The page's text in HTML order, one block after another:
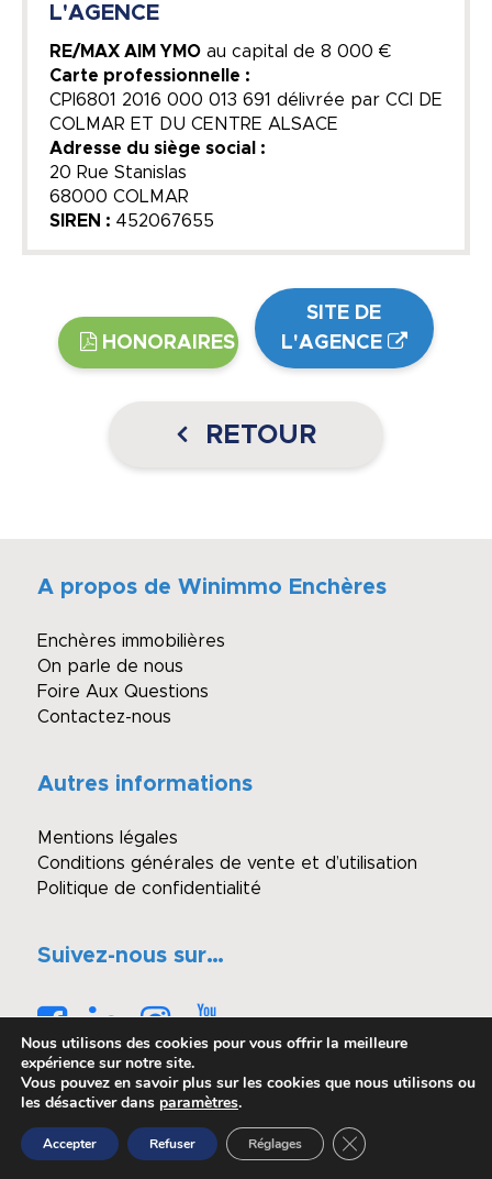
L'AGENCE
RE/MAX AIM YMO au capital de 8 000 €
Carte professionnelle :
CPI6801 2016 000 013 691 délivrée par CCI DE
COLMAR ET DU CENTRE ALSACE
Adresse du siège social :
20 Rue Stanislas
68000 COLMAR
SIREN : 452067655
HONORAIRES
SITE DE
L'AGENCE
RETOUR
A propos de Winimmo Enchères
Enchères immobilières
On parle de nous
Foire Aux Questions
Contactez-nous
Autres informations
Mentions légales
Conditions générales de vente et d’utilisation
Politique de confidentialité
Suivez-nous sur…
© Copyright - Winimmo enchères
Réalisé par OASIS Projet
Nous utilisons des cookies pour vous offrir la meilleure
expérience sur notre site.
Vous pouvez en savoir plus sur les cookies que nous utilisons ou
les désactiver dans paramètres.
Accepter Refuser Réglages Fermer la bannière